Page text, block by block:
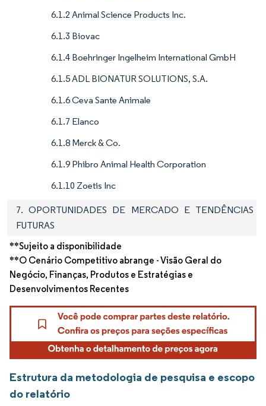
6.1.2 Animal Science Products Inc.
6.1.3 Biovac
6.1.4 Boehringer Ingelheim International GmbH
6.1.5 ADL BIONATUR SOLUTIONS, S.A.
6.1.6 Ceva Sante Animale
6.1.7 Elanco
6.1.8 Merck & Co.
6.1.9 Phibro Animal Health Corporation
6.1.10 Zoetis Inc
7. OPORTUNIDADES DE MERCADO E TENDÊNCIAS
FUTURAS
**Sujeito a disponibilidade
**O Cenário Competitivo abrange - Visão Geral do
Negócio, Finanças, Produtos e Estratégias e
Desenvolvimentos Recentes
Estrutura da metodologia de pesquisa e escopo
do relatório